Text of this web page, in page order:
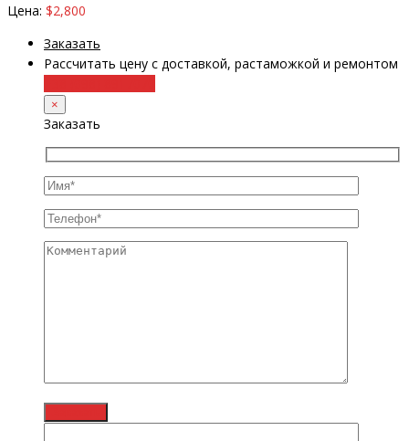
Цена: $2,800
Заказать
Рассчитать цену с доставкой, растаможкой и ремонтом
×
Заказать